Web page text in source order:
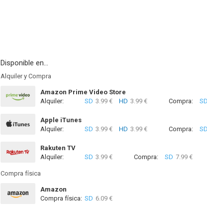
Disponible en...
Alquiler y Compra
Amazon Prime Video Store
Alquiler:
SD 3.99 € HD 3.99 € Compra: SD
Apple iTunes
Alquiler:
SD 3.99 € HD 3.99 € Compra: SD
Rakuten TV
Alquiler:
SD 3.99 € Compra: SD 7.99 €
Compra física
Amazon
Compra física: SD 6.09 €